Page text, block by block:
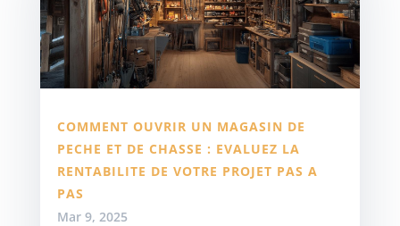
COMMENT OUVRIR UN MAGASIN DE
PECHE ET DE CHASSE : EVALUEZ LA
RENTABILITE DE VOTRE PROJET PAS A
PAS
Mar 9, 2025